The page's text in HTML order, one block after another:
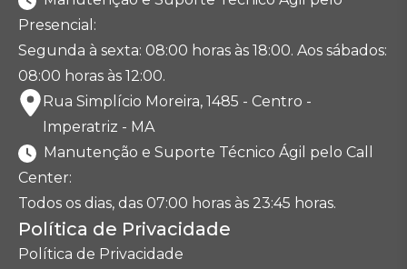
Presencial:
Segunda à sexta: 08:00 horas às 18:00. Aos sábados:
08:00 horas às 12:00.
Rua Simplício Moreira, 1485 - Centro -
Imperatriz - MA
Manutenção e Suporte Técnico Ágil pelo Call
Center:
Todos os dias, das 07:00 horas às 23:45 horas.
Política de Privacidade
Política de Privacidade